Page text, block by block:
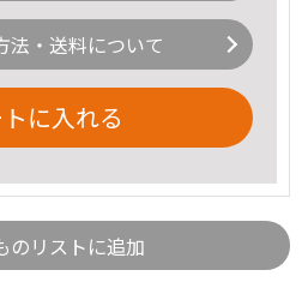
法・送料について
に入れる
のリストに追加